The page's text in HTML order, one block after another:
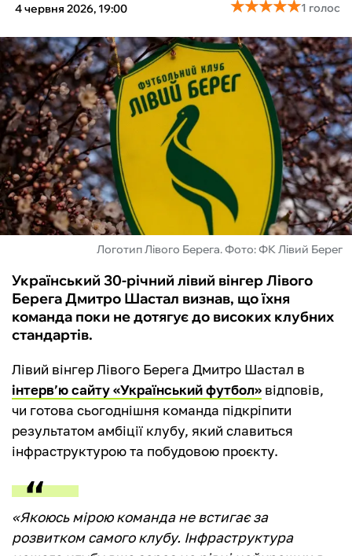
КІБЕРСПОРТ
ЧС-2026
ФУТЗАЛ
ІНШІ
БУКМЕКЕРИ
4 червня 2026, 19:00 ★★★★★
★★★★★1 голос
Логотип Лівого Берега. Фото: ФК Лівий Берег
Український 30-річний лівий вінгер Лівого
Берега Дмитро Шастал визнав, що їхня
команда поки не дотягує до високих клубних
стандартів.
Лівий вінгер Лівого Берега Дмитро Шастал в
інтерв’ю сайту «Український футбол» відповів,
чи готова сьогоднішня команда підкріпити
результатом амбіції клубу, який славиться
інфраструктурою та побудовою проєкту.
«Якоюсь мірою команда не встигає за
розвитком самого клубу. Інфраструктура